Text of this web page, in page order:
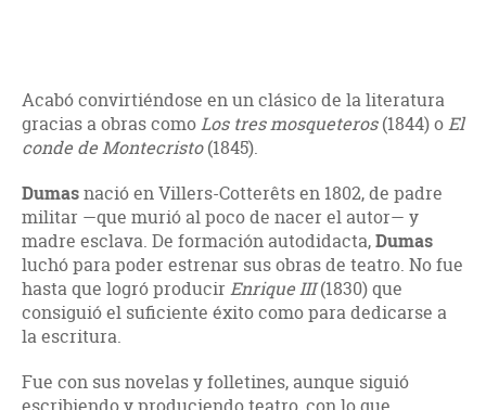
Acabó convirtiéndose en un clásico de la literatura
gracias a obras comoLos tres mosqueteros(1844) oEl
conde de Montecristo(1845).
Dumasnació en Villers-Cotterêts en 1802, de padre
militar —que murió al poco de nacer el autor— y
madre esclava. De formación autodidacta,Dumas
luchó para poder estrenar sus obras de teatro. No fue
hasta que logró producir Enrique III(1830) que
consiguió el suficiente éxito como para dedicarse a
la escritura.
Fue con sus novelas y folletines, aunque siguió